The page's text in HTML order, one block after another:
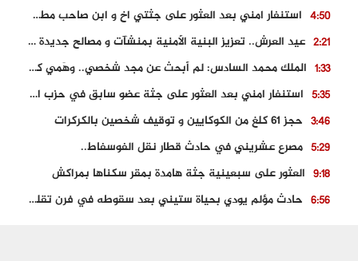
4:50
استنفار امني بعد العثور على جثتي اخ و ابن صاحب مطعم اسماك مشهور بطنجة
2:21
عيد العرش.. تعزيز البنية الأمنية بمنشآت و مصالح جديدة بكل من الحسيمة – فاس و الناظور
1:33
الملك محمد السادس: لم أبحث عن مجد شخصي.. وهَمي كرامة المغاربة
5:35
استنفار امني بعد العثور على جثة عضو سابق في حزب المصباح بالقنيطرة..
3:46 حجز 61 كلغ من الكوكايين و توقيف شخصين بالكركرات
5:29 مصرع عشريني في حادث قطار نقل الفوسفاط..
9:18 العثور على سبعينية جثة هامدة بمقر سكناها بمراكش
6:56
حادث مؤلم يودي بحياة ستيني بعد سقوطه في فرن تقليدي “للجير”